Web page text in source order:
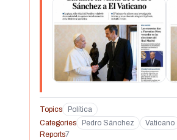
Topics Política
Categories
Pedro Sánchez Vaticano
Reports7